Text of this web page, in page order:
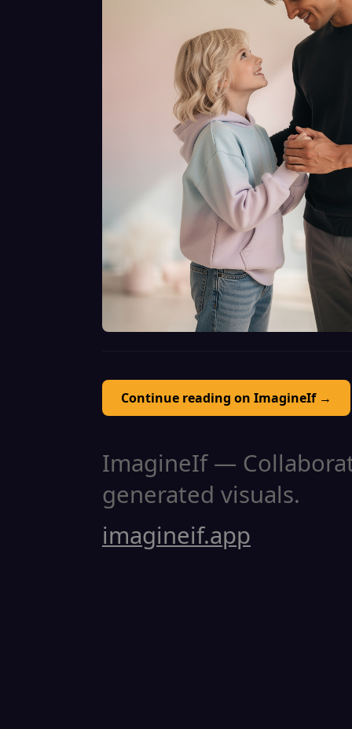
Continue reading on ImagineIf →
ImagineIf —
generated visuals.
imagineif.app